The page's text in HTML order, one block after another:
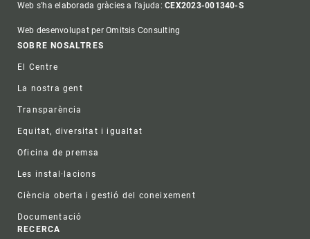
Web s'ha elaborada gràcies a l'ajuda:CEX2023-001340-S
Web desenvolupat per Omitsis Consulting
Footer
SOBRE NOSALTRES
El Centre
La nostra gent
Transparència
Equitat, diversitat i igualtat
Oficina de premsa
Les instal·lacions
Ciència oberta i gestió del coneixement
Documentació
RECERCA